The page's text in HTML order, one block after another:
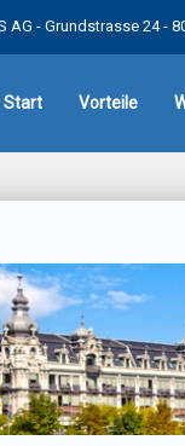
AG - Grundstrasse 24 -
Start Vorteile